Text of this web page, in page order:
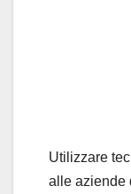
Utilizzare
alle aziende